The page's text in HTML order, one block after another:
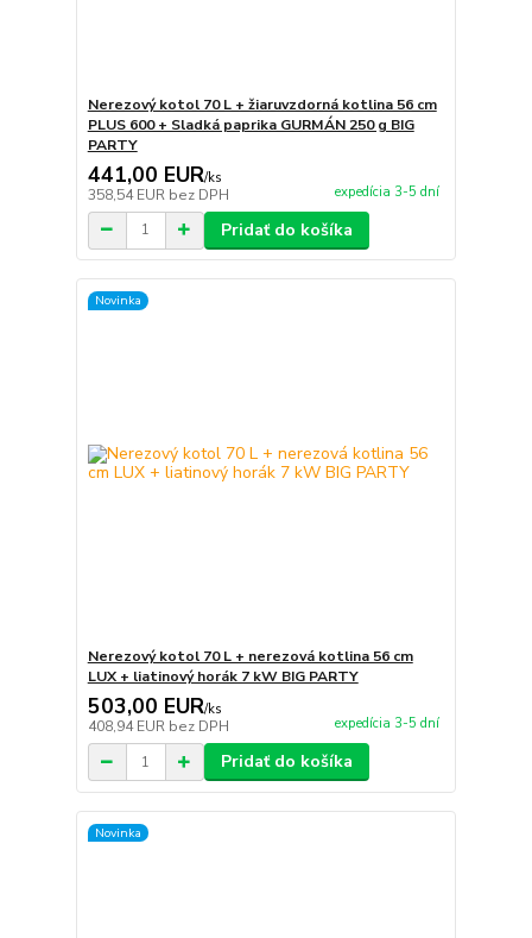
Nerezový kotol 70 L + žiaruvzdorná kotlina 56 cm
PLUS 600 + Sladká paprika GURMÁN 250 g BIG
PARTY
441,00 EUR/ks
358,54 EUR bez DPH expedícia 3-5 dní
Pridať do košíka
Novinka
Nerezový kotol 70 L + nerezová kotlina 56 cm
LUX + liatinový horák 7 kW BIG PARTY
503,00 EUR/ks
408,94 EUR bez DPH expedícia 3-5 dní
Pridať do košíka
Novinka